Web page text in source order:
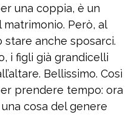
una coppia, è un
Però, al
stare anche sposarci.
i figli già grandicelli
Bellissimo. Così
prendere tempo: ora
cosa del genere